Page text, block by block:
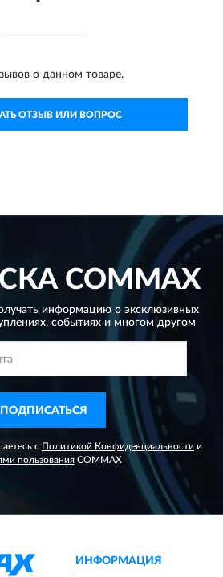
о данном товаре.
ОТЗЫВ ИЛИ ВОПРОС
COMMAX
информацию о эксклюзивных
событиях и многом другом
ПОДПИСАТЬСЯ
с Политикой Конфиденциальности и
пользованияCOMMAX
ИНФОРМАЦИЯ